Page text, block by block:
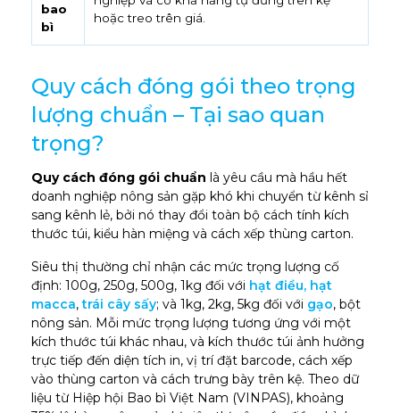
bao
bì
hoặc treo trên giá.
Quy cách đóng gói theo trọng
lượng chuẩn – Tại sao quan
trọng?
Quy cách đóng gói chuẩn là yêu cầu mà hầu hết
doanh nghiệp nông sản gặp khó khi chuyển từ kênh sỉ
sang kênh lẻ, bởi nó thay đổi toàn bộ cách tính kích
thước túi, kiểu hàn miệng và cách xếp thùng carton.
Siêu thị thường chỉ nhận các mức trọng lượng cố
định: 100g, 250g, 500g, 1kg đối với hạt điều, hạt
macca,trái cây sấy; và 1kg, 2kg, 5kg đối với gạo, bột
nông sản. Mỗi mức trọng lượng tương ứng với một
kích thước túi khác nhau, và kích thước túi ảnh hưởng
trực tiếp đến diện tích in, vị trí đặt barcode, cách xếp
vào thùng carton và cách trưng bày trên kệ. Theo dữ
liệu từ Hiệp hội Bao bì Việt Nam (VINPAS), khoảng